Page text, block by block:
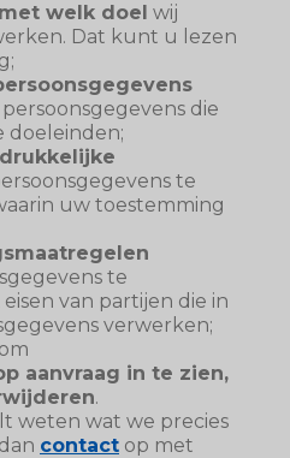
welk doel wij
Dat kunt u lezen
die
doeleinden;
te
uw toestemming
te
van partijen die in
verwerken;
aanvraag in te zien,
.
weten wat we precies
contact op met